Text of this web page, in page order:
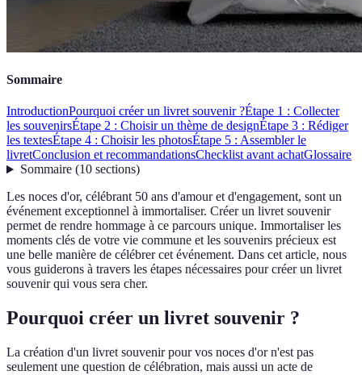
Sommaire
IntroductionPourquoi créer un livret souvenir ?Étape 1 : Collecter
les souvenirsÉtape 2 : Choisir un thème de designÉtape 3 : Rédiger
les textesÉtape 4 : Choisir les photosÉtape 5 : Assembler le
livretConclusion et recommandationsChecklist avant achatGlossaire
Sommaire(10 sections)
Les noces d'or, célébrant 50 ans d'amour et d'engagement, sont un
événement exceptionnel à immortaliser. Créer un livret souvenir
permet de rendre hommage à ce parcours unique. Immortaliser les
moments clés de votre vie commune et les souvenirs précieux est
une belle manière de célébrer cet événement. Dans cet article, nous
vous guiderons à travers les étapes nécessaires pour créer un livret
souvenir qui vous sera cher.
Pourquoi créer un livret souvenir ?
La création d'un livret souvenir pour vos noces d'or n'est pas
seulement une question de célébration, mais aussi un acte de